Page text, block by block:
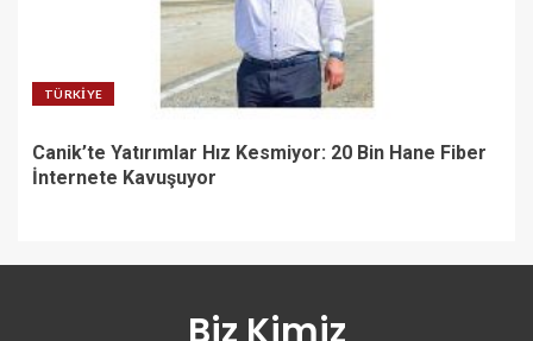
TÜRKIYE
Canik’te Yatırımlar Hız Kesmiyor: 20 Bin Hane Fiber
İnternete Kavuşuyor